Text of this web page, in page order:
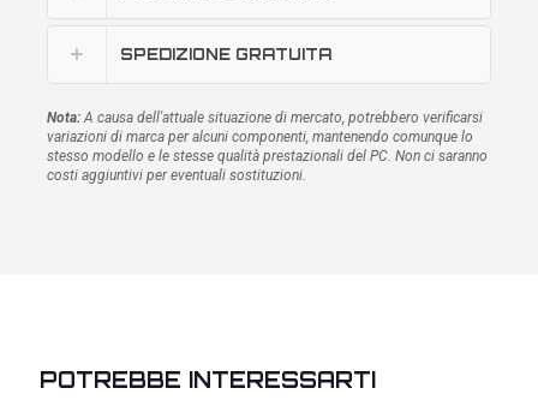
SPEDIZIONE GRATUITA
Nota: A causa dell'attuale situazione di mercato, potrebbero verificarsi
variazioni di marca per alcuni componenti, mantenendo comunque lo
stesso modello e le stesse qualità prestazionali del PC. Non ci saranno
costi aggiuntivi per eventuali sostituzioni.
POTREBBE INTERESSARTI